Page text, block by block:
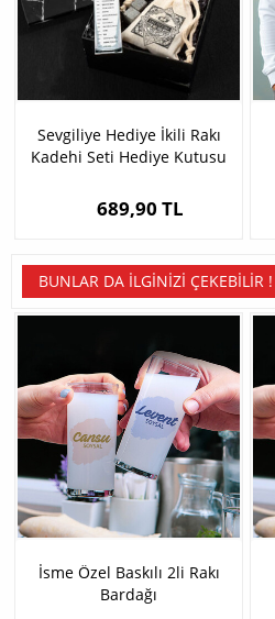
Sevgiliye Hediye İkili Rakı
Kadehi Seti Hediye Kutusu
689,90 TL
BUNLAR DA İLGINIZI ÇEKEBILIR !
İsme Özel Baskılı 2li Rakı
Bardağı